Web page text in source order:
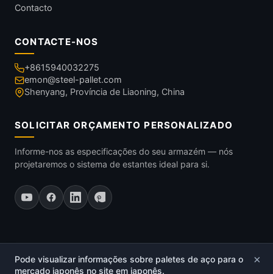
Contacto
CONTACTE-NOS
+8615940032275
emon@steel-pallet.com
Shenyang, Província de Liaoning, China
SOLICITAR ORÇAMENTO PERSONALIZADO
Informe-nos as especificações do seu armazém — nós
projetaremos o sistema de estantes ideal para si.
© 2026Palete de Aço.
Pode visualizar informações sobre paletes de aço para o
mercado japonês no site em japonês.
×